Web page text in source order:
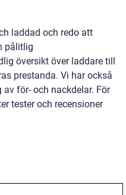
laddad och redo att
pålitlig
översikt över laddare till
prestanda. Vi har också
för- och nackdelar. För
tester och recensioner